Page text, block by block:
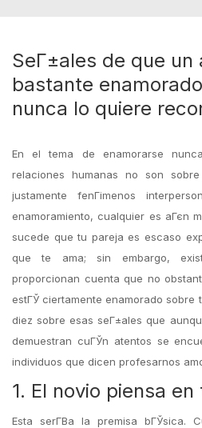
SeГ±ales de que
bastante
nunca lo quiere
En el tema de enamorarse
relaciones humanas no son
justamente fenГіmenos
enamoramiento, cualquier es aГєn
sucede que tu pareja es escaso
que te ama; sin embargo,
proporcionan cuenta que no
estГЎ ciertamente enamorado sobre
diez sobre esas seГ±ales que
demuestran cuГЎn atentos se
individuos que dicen profesarnos
1. El novio piensa en
Esta serГ­В­a la premisa bГЎsica.